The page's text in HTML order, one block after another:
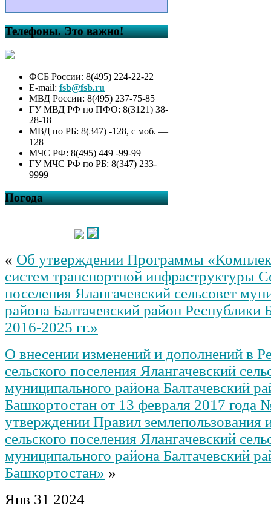
Телефоны. Это важно!
ФСБ России: 8(495) 224-22-22
E-mail: fsb@fsb.ru
МВД России: 8(495) 237-75-85
ГУ МВД РФ по ПФО: 8(3121) 38-
28-18
МВД по РБ: 8(347) -128, с моб. —
128
МЧС РФ: 8(495) 449 -99-99
ГУ МЧС РФ по РБ: 8(347) 233-
9999
Погода
« Об утверждении Программы
систем транспортной инфраструктуры
поселения Ялангачевский сельсовет
района Балтачевский район Республики
2016-2025 гг.»
О внесении изменений и дополнений в
сельского поселения Ялангачевский
муниципального района Балтачевский
Башкортостан от 13 февраля 2017 года
утверждении Правил землепользования
сельского поселения Ялангачевский
муниципального района Балтачевский
Башкортостан» »
Янв 31 2024